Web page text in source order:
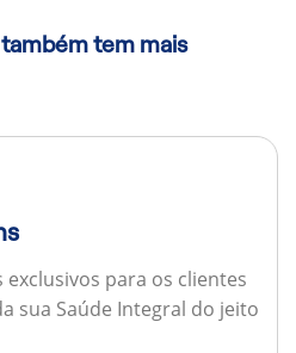
tem mais
para os clientes
sua Saúde Integral do jeito